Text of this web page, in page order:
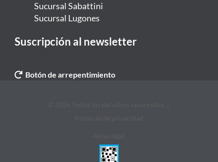
Sucursal Sabattini
Sucursal Lugones
Suscripción al newsletter
Botón de arrepentimiento